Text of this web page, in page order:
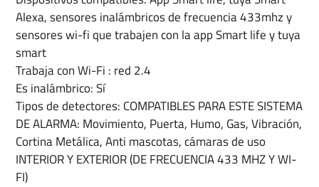
Alexa, sensores inalámbricos de frecuencia 433mhz y
sensores wi-fi que trabajen con la app Smart life y tuya
smart
Trabaja con Wi-Fi : red 2.4
Es inalámbrico: Sí
Tipos de detectores: COMPATIBLES PARA ESTE SISTEMA
DE ALARMA: Movimiento, Puerta, Humo, Gas, Vibración,
Cortina Metálica, Anti mascotas, cámaras de uso
INTERIOR Y EXTERIOR (DE FRECUENCIA 433 MHZ Y WI-
FI)